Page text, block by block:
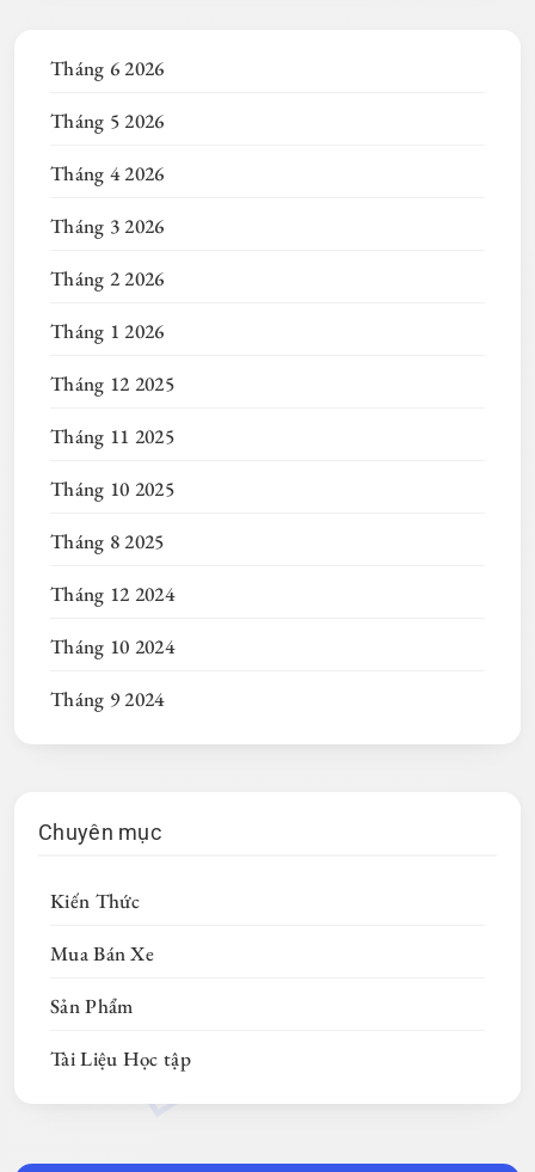
Tháng 6 2026
Tháng 5 2026
Tháng 4 2026
Tháng 3 2026
Tháng 2 2026
Tháng 1 2026
Tháng 12 2025
Tháng 11 2025
Tháng 10 2025
Tháng 8 2025
Tháng 12 2024
Tháng 10 2024
Tháng 9 2024
Chuyên mục
Kiến Thức
Mua Bán Xe
Sản Phẩm
Tài Liệu Học tập